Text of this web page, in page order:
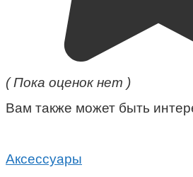
( Пока оценок нет )
Вам также может быть
Аксессуары